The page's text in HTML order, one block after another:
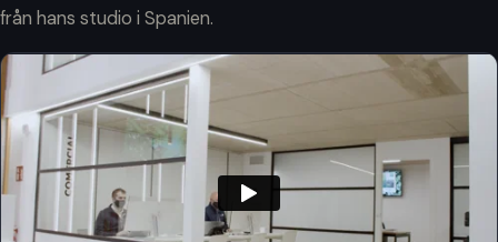
från hans studio i Spanien.